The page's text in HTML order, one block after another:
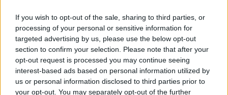
If you wish to opt-out of the sale, sharing to third parties, or
processing of your personal or sensitive information for
targeted advertising by us, please use the below opt-out
section to confirm your selection. Please note that after your
opt-out request is processed you may continue seeing
interest-based ads based on personal information utilized by
us or personal information disclosed to third parties prior to
your opt-out. You may separately opt-out of the further
sfruttando tutte le opportunità che oggi sono disponibili in rete.
La Liguria è una tappa importante del nostro progetto, che sta
attraversando tutta l’Italia, per accelerare la trasformazione
digitale. Nei comuni toccati dal tour realizzeremo un mix di corsi
in piazza e sessioni formative in aula personalizzati su diversi
target di riferimento, coinvolgendo cittadini, imprese e pubbliche